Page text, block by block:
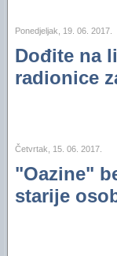
Ponedjeljak, 19. 06. 2017.
Dođite na
radionice
Četvrtak, 15. 06. 2017.
"Oazine"
starije